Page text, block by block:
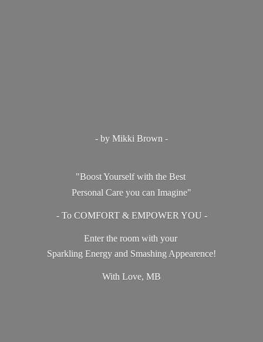
- by Mikki Brown -
"Boost Yourself with the Best
Personal Care you can Imagine"
- To COMFORT & EMPOWER YOU -
Enter the room with your
Sparkling Energy and Smashing Appearence!
With Love, MB